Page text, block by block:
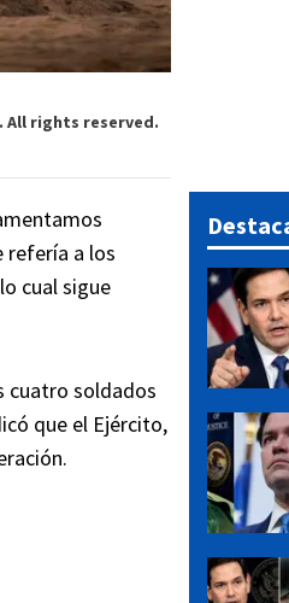
All rights reserved.
refería a los
cual sigue
cuatro soldados
que el Ejército,